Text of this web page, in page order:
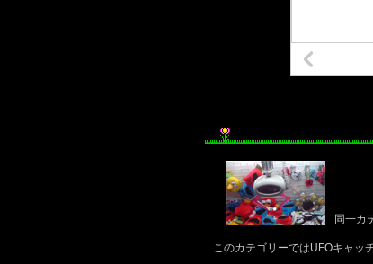
同一カ
このカテゴリーではUFOキャッ